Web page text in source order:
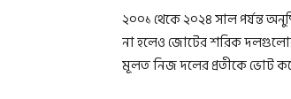
২০০১ থেকে ২০২৪ সাল পর্যন্ত
না হলেও জোটের শরিক দলগুলোর
মূলত নিজ দলের প্রতীকে ভোট